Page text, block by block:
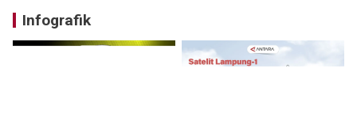
Infografik